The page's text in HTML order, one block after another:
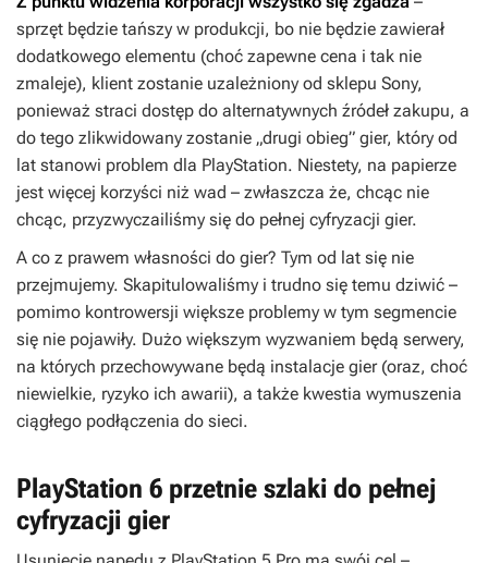
sprzęt będzie tańszy w produkcji, bo nie będzie zawierał
dodatkowego elementu (choć zapewne cena i tak nie
zmaleje), klient zostanie uzależniony od sklepu Sony,
ponieważ straci dostęp do alternatywnych źródeł zakupu, a
do tego zlikwidowany zostanie „drugi obieg” gier, który od
lat stanowi problem dla PlayStation. Niestety, na papierze
jest więcej korzyści niż wad – zwłaszcza że, chcąc nie
chcąc, przyzwyczailiśmy się do pełnej cyfryzacji gier.
A co z prawem własności do gier? Tym od lat się nie
przejmujemy. Skapitulowaliśmy i trudno się temu dziwić –
pomimo kontrowersji większe problemy w tym segmencie
się nie pojawiły. Dużo większym wyzwaniem będą serwery,
na których przechowywane będą instalacje gier (oraz, choć
niewielkie, ryzyko ich awarii), a także kwestia wymuszenia
ciągłego podłączenia do sieci.
PlayStation 6 przetnie szlaki do pełnej
cyfryzacji gier